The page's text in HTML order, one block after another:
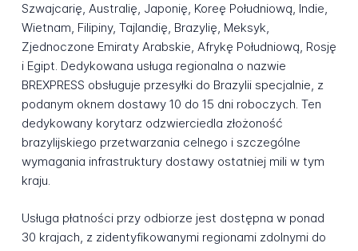
Szwajcarię, Australię, Japonię, Koreę Południową, Indie,
Wietnam, Filipiny, Tajlandię, Brazylię, Meksyk,
Zjednoczone Emiraty Arabskie, Afrykę Południową, Rosję
i Egipt. Dedykowana usługa regionalna o nazwie
BREXPRESS obsługuje przesyłki do Brazylii specjalnie, z
podanym oknem dostawy 10 do 15 dni roboczych. Ten
dedykowany korytarz odzwierciedla złożoność
brazylijskiego przetwarzania celnego i szczególne
wymagania infrastruktury dostawy ostatniej mili w tym
kraju.
Usługa płatności przy odbiorze jest dostępna w ponad
30 krajach, z zidentyfikowanymi regionami zdolnymi do